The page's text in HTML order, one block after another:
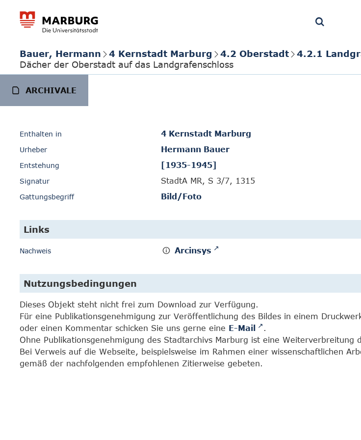
Bauer, Hermann 4 Kernstadt Marburg 4.2 Oberstadt 4.2.1
Dächer der Oberstadt auf das Landgrafenschloss
ARCHIVALE
Enthalten in 4 Kernstadt Marburg
Urheber Hermann Bauer
Entstehung [1935-1945]
Signatur StadtA MR, S 3/7, 1315
Gattungsbegriff Bild/Foto
Links
Nachweis Arcinsys
Nutzungsbedingungen
Dieses Objekt steht nicht frei zum Download zur Verfügung.
Für eine Publikationsgenehmigung zur Veröffentlichung des Bildes in einem
oder einen Kommentar schicken Sie uns gerne eine E-Mail
.
Ohne Publikationsgenehmigung des Stadtarchivs Marburg ist eine Weiterverbreitung
Bei Verweis auf die Webseite, beispielsweise im Rahmen einer wissenschaftlichen
gemäß der nachfolgenden empfohlenen Zitierweise gebeten.